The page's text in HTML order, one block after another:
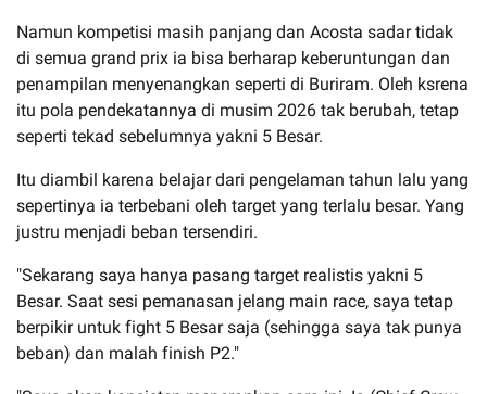
Namun kompetisi masih panjang dan Acosta sadar tidak
di semua grand prix ia bisa berharap keberuntungan dan
penampilan menyenangkan seperti di Buriram. Oleh ksrena
itu pola pendekatannya di musim 2026 tak berubah, tetap
seperti tekad sebelumnya yakni 5 Besar.
Itu diambil karena belajar dari pengelaman tahun lalu yang
sepertinya ia terbebani oleh target yang terlalu besar. Yang
justru menjadi beban tersendiri.
"Sekarang saya hanya pasang target realistis yakni 5
Besar. Saat sesi pemanasan jelang main race, saya tetap
berpikir untuk fight 5 Besar saja (sehingga saya tak punya
beban) dan malah finish P2."